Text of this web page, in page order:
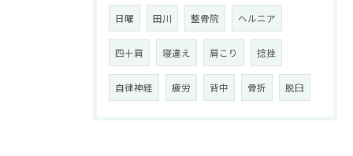
日曜 田川 整骨院 ヘルニア
四十肩 寝違え 肩こり 捻挫
自律神経 疲労 背中 骨折 脱臼